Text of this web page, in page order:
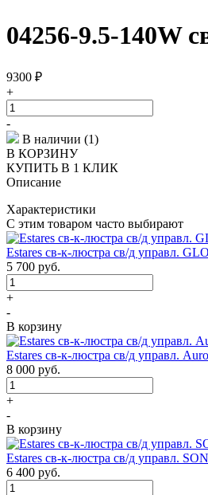
04256-9.5-140W
9300 ₽
+
-
В наличии (1)
В КОРЗИНУ
КУПИТЬ В 1 КЛИК
Описание
Характеристики
С этим товаром часто выбирают
Estares св-к-люстра св/д управл.
5 700 руб.
+
-
В корзину
Estares св-к-люстра св/д управл.
8 000 руб.
+
-
В корзину
Estares св-к-люстра св/д управл.
6 400 руб.